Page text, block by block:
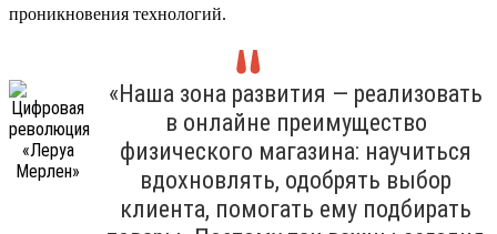
проникновения технологий.
«Наша зона развития — реализовать
в онлайне преимущество
физического магазина: научиться
вдохновлять, одобрять выбор
клиента, помогать ему подбирать